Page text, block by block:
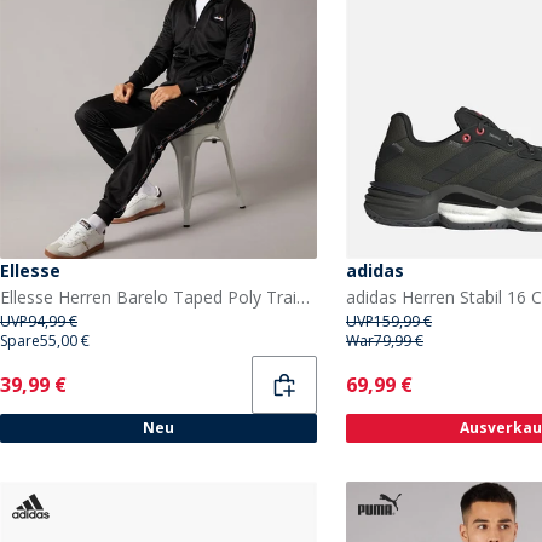
Ellesse
Ellesse Herren Barelo Taped Poly Trainingsanzug Schwarz
UVP94,99 €
Spare55,00 €
Current
39,99 €
Neu
adidas
UVP159,99 €
War79,99 €
Current
69,99 €